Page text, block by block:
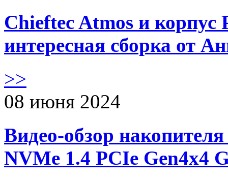
Chieftec Atmos и корпус
интересная сборка от
>>
08 июня 2024
Видео-обзор
NVMe 1.4 PCIe Gen4х4